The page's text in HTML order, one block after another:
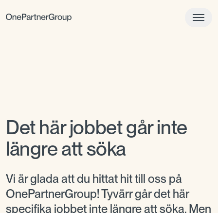
Det här jobbet går inte
längre att söka
Vi är glada att du hittat hit till oss på
OnePartnerGroup! Tyvärr går det här
specifika jobbet inte längre att söka. Men